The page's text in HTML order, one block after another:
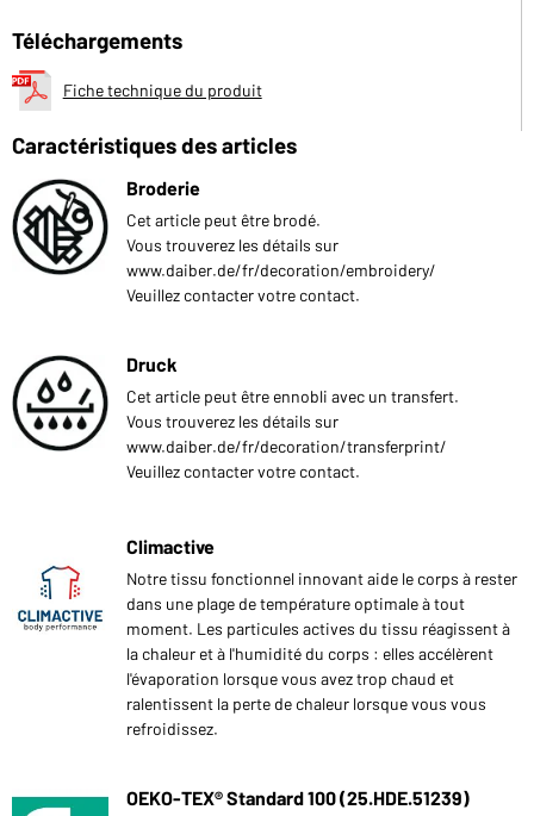
Téléchargements
Fiche technique du produit
Caractéristiques des articles
Broderie
Cet article peut être brodé.
Vous trouverez les détails sur
www.daiber.de/fr/decoration/embroidery/
Veuillez contacter votre contact.
Druck
Cet article peut être ennobli avec un transfert.
Vous trouverez les détails sur
www.daiber.de/fr/decoration/transferprint/
Veuillez contacter votre contact.
Climactive
Notre tissu fonctionnel innovant aide le corps à rester
dans une plage de température optimale à tout
moment. Les particules actives du tissu réagissent à
la chaleur et à l'humidité du corps : elles accélèrent
l'évaporation lorsque vous avez trop chaud et
ralentissent la perte de chaleur lorsque vous vous
refroidissez.
OEKO-TEX® Standard 100 (25.HDE.51239)